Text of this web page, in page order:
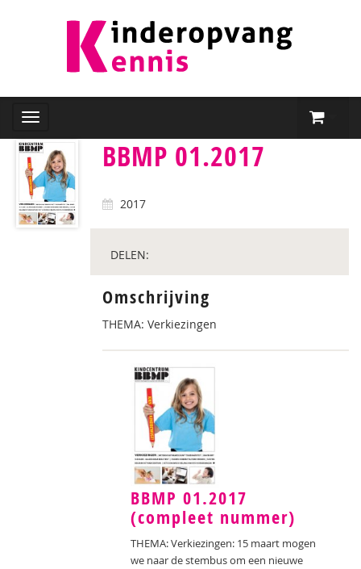
BBMP 01.2017
2017
DELEN:
Omschrijving
THEMA: Verkiezingen
BBMP 01.2017
(compleet nummer)
THEMA: Verkiezingen: 15 maart mogen
we naar de stembus om een nieuwe